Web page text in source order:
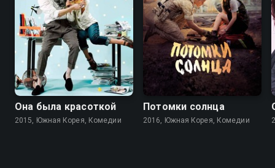
7.8 7.5
Она была красоткой
2015, Южная Корея, Комедии
8.5 8.2
Потомки солнца
2016, Южная Корея, Комедии